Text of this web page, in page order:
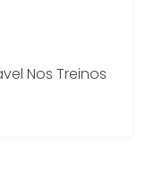
Nos Treinos